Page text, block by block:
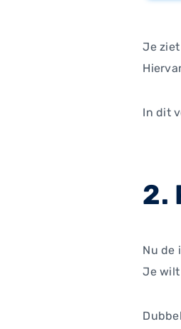
Je
In dit
2.
Nu de
Je wilt